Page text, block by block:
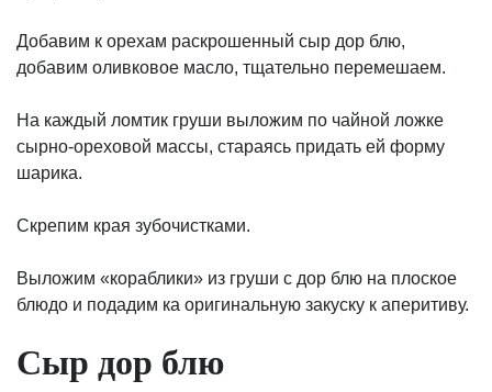
Добавим к орехам раскрошенный сыр дор блю,
добавим оливковое масло, тщательно перемешаем.
На каждый ломтик груши выложим по чайной ложке
сырно-ореховой массы, стараясь придать ей форму
шарика.
Скрепим края зубочистками.
Выложим «кораблики» из груши с дор блю на плоское
блюдо и подадим ка оригинальную закуску к аперитиву.
Сыр дор блю